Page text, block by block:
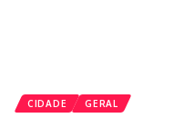
CIDADE GERAL